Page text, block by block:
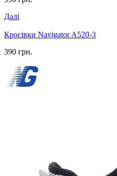
Далі
Кросівки Navigator A520-3
390 грн.